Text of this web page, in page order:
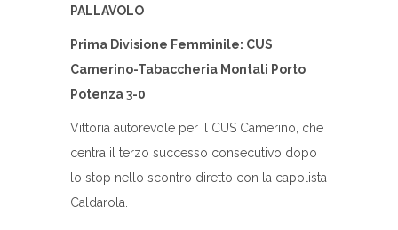
PALLAVOLO
Prima Divisione Femminile: CUS
Camerino-Tabaccheria Montali Porto
Potenza 3-0
Vittoria autorevole per il CUS Camerino, che
centra il terzo successo consecutivo dopo
lo stop nello scontro diretto con la capolista
Caldarola.